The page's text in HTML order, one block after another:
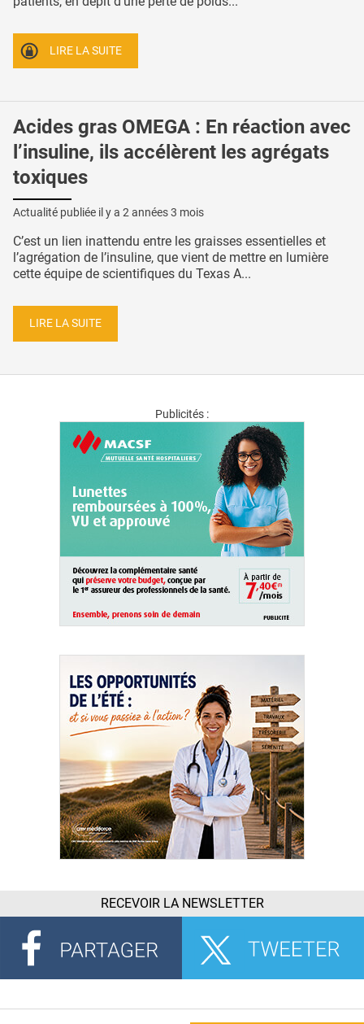
LIRE LA SUITE
Acides gras OMEGA : En réaction avec
l’insuline, ils accélèrent les agrégats
toxiques
Actualité publiée il y a 2 années 3 mois
C’est un lien inattendu entre les graisses essentielles et
l’agrégation de l’insuline, que vient de mettre en lumière
cette équipe de scientifiques du Texas A...
LIRE LA SUITE
Publicités :
RECEVOIR LA NEWSLETTER